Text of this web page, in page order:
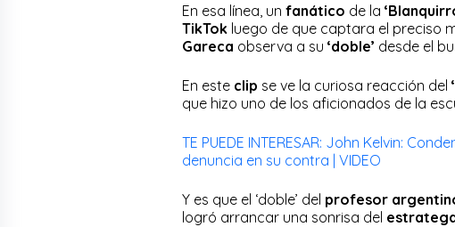
En esa línea, un fanático de la
TikTok luego de que captara el preciso
Gareca observa a su ‘doble’ desde el
En este clip se ve la curiosa reacción del
que hizo uno de los aficionados de la
TE PUEDE INTERESAR: John Kelvin:
denuncia en su contra | VIDEO
Y es que el ‘doble’ del profesor
logró arrancar una sonrisa del